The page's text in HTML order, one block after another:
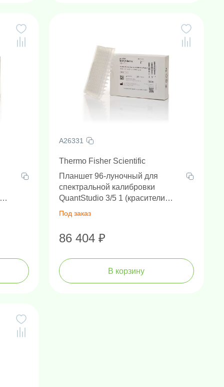
A26331
Thermo Fisher Scientific
Планшет 96-луночный для
спектральной калибровки
QuantStudio 3/5 1 (красители
FAM, VIC, ROX, SYBR), 0.2 мл
Под заказ
86 404 ₽
В корзину